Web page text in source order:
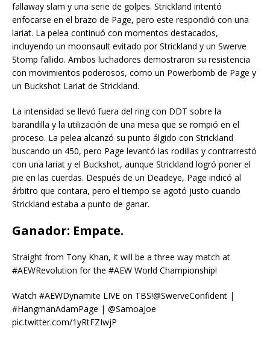
fallaway slam y una serie de golpes. Strickland intentó
enfocarse en el brazo de Page, pero este respondió con una
lariat. La pelea continuó con momentos destacados,
incluyendo un moonsault evitado por Strickland y un Swerve
Stomp fallido. Ambos luchadores demostraron su resistencia
con movimientos poderosos, como un Powerbomb de Page y
un Buckshot Lariat de Strickland.
La intensidad se llevó fuera del ring con DDT sobre la
barandilla y la utilización de una mesa que se rompió en el
proceso. La pelea alcanzó su punto álgido con Strickland
buscando un 450, pero Page levantó las rodillas y contrarrestó
con una lariat y el Buckshot, aunque Strickland logró poner el
pie en las cuerdas. Después de un Deadeye, Page indicó al
árbitro que contara, pero el tiempo se agotó justo cuando
Strickland estaba a punto de ganar.
Ganador: Empate.
Straight from Tony Khan, it will be a three way match at
#AEWRevolution for the #AEW World Championship!
Watch #AEWDynamite LIVE on TBS!@SwerveConfident |
#HangmanAdamPage | @SamoaJoe
pic.twitter.com/1yRtFZIwjP